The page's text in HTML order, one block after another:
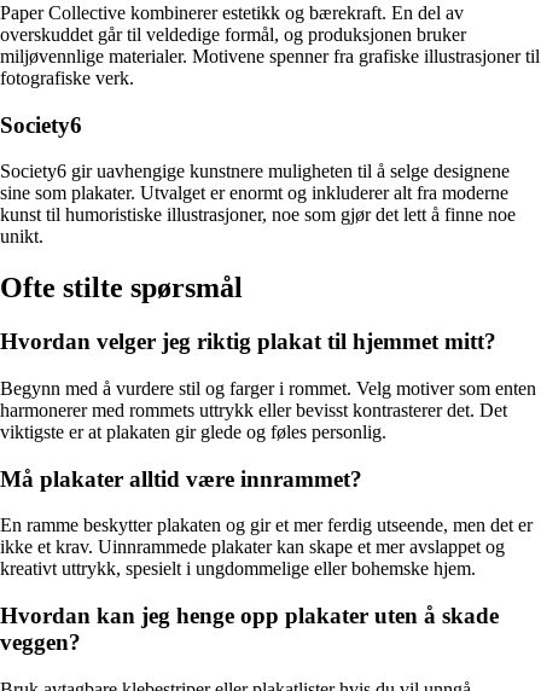
Paper Collective kombinerer estetikk og bærekraft. En del av
overskuddet går til veldedige formål, og produksjonen bruker
miljøvennlige materialer. Motivene spenner fra grafiske illustrasjoner til
fotografiske verk.
Society6
Society6 gir uavhengige kunstnere muligheten til å selge designene
sine som plakater. Utvalget er enormt og inkluderer alt fra moderne
kunst til humoristiske illustrasjoner, noe som gjør det lett å finne noe
unikt.
Ofte stilte spørsmål
Hvordan velger jeg riktig plakat til hjemmet mitt?
Begynn med å vurdere stil og farger i rommet. Velg motiver som enten
harmonerer med rommets uttrykk eller bevisst kontrasterer det. Det
viktigste er at plakaten gir glede og føles personlig.
Må plakater alltid være innrammet?
En ramme beskytter plakaten og gir et mer ferdig utseende, men det er
ikke et krav. Uinnrammede plakater kan skape et mer avslappet og
kreativt uttrykk, spesielt i ungdommelige eller bohemske hjem.
Hvordan kan jeg henge opp plakater uten å skade
veggen?